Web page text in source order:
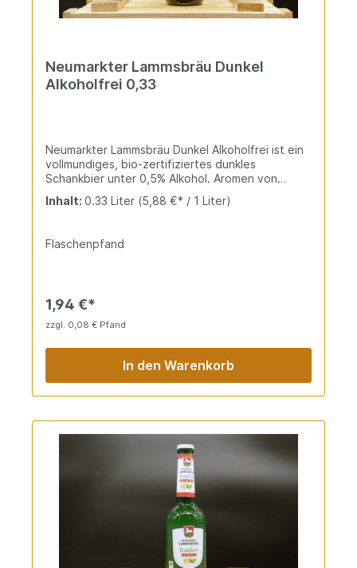
Neumarkter Lammsbräu Dunkel
Alkoholfrei 0,33
Neumarkter Lammsbräu Dunkel Alkoholfrei ist ein
vollmundiges, bio-zertifiziertes dunkles
Schankbier unter 0,5% Alkohol. Aromen von
prickelnder Frische und malziger Weichheit.
Inhalt: 0.33 Liter (5,88 €* / 1 Liter)
Flaschenpfand
1,94 €*
zzgl. 0,08 € Pfand
In den Warenkorb